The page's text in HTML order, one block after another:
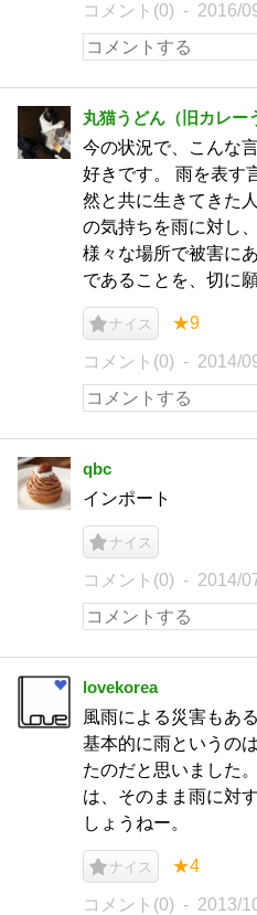
コメント(0) 2016/
丸猫うどん（旧カレー
今の状況で、こんな
好きです。 雨を表す
然と共に生きてきた
の気持ちを雨に対し
様々な場所で被害に
であることを、切に願
ナイス ★9
コメント(0) 2014/
qbc
インポート
ナイス
コメント(0) 2014/
lovekorea
風雨による災害もあ
基本的に雨というの
たのだと思いました
は、そのまま雨に対
しょうねー。
ナイス ★4
コメント(0) 2013/